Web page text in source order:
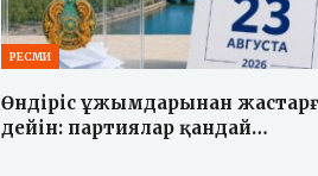
РЕСМИ
Өндіріс ұжымдарынан
дейін: партиялар қандай…